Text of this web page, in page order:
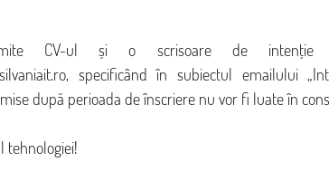
CV-ul și o scrisoare de
specificând în subiectul emailului
după perioada de înscriere nu vor fi luate în
tehnologiei!